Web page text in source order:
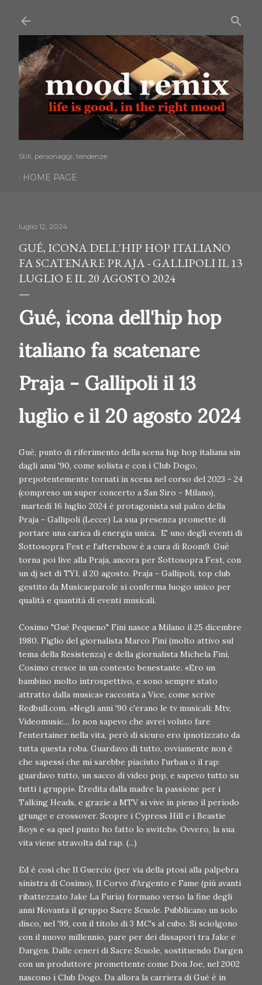
Stili, personaggi, tendenze
HOME PAGE
luglio 12, 2024
GUÉ, ICONA DELL'HIP HOP ITALIANO
FA SCATENARE PRAJA - GALLIPOLI IL 13
LUGLIO E IL 20 AGOSTO 2024
Gué, icona dell'hip hop
italiano fa scatenare
Praja - Gallipoli il 13
luglio e il 20 agosto 2024
Guè, punto di riferimento della scena hip hop italiana sin
dagli anni '90, come solista e con i Club Dogo,
prepotentemente tornati in scena nel corso del 2023 - 24
(compreso un super concerto a San Siro - Milano),
martedì 16 luglio 2024 è protagonista sul palco della
Praja - Gallipoli (Lecce) La sua presenza promette di
portare una carica di energia unica. E' uno degli eventi di
Sottosopra Fest e l'aftershow è a cura di Room9. Guè
torna poi live alla Praja, ancora per Sottosopra Fest, con
un dj set di TY1, il 20 agosto. Praja - Gallipoli, top club
gestito da Musicaeparole si conferma luogo unico per
qualità e quantità di eventi musicali.
Cosimo "Guè Pequeno" Fini nasce a Milano il 25 dicembre
1980. Figlio del giornalista Marco Fini (molto attivo sul
tema della Resistenza) e della giornalista Michela Fini,
Cosimo cresce in un contesto benestante. «Ero un
bambino molto introspettivo, e sono sempre stato
attratto dalla musica» racconta a Vice, come scrive
Redbull.com. «Negli anni '90 c'erano le tv musicali: Mtv,
Videomusic… Io non sapevo che avrei voluto fare
l'entertainer nella vita, però di sicuro ero ipnotizzato da
tutta questa roba. Guardavo di tutto, ovviamente non è
che sapessi che mi sarebbe piaciuto l'urban o il rap:
guardavo tutto, un sacco di video pop, e sapevo tutto su
tutti i gruppi». Eredita dalla madre la passione per i
Talking Heads, e grazie a MTV si vive in pieno il periodo
grunge e crossover. Scopre i Cypress Hill e i Beastie
Boys e «a quel punto ho fatto lo switch». Ovvero, la sua
vita viene stravolta dal rap. (...)
Ed è così che Il Guercio (per via della ptosi alla palpebra
sinistra di Cosimo), Il Corvo d'Argento e Fame (più avanti
ribattezzato Jake La Furia) formano verso la fine degli
anni Novanta il gruppo Sacre Scuole. Pubblicano un solo
disco, nel '99, con il titolo di 3 MC's al cubo. Si sciolgono
con il nuovo millennio, pare per dei dissapori tra Jake e
Dargen. Dalle ceneri di Sacre Scuole, sostituendo Dargen
con un produttore promettente come Don Joe, nel 2002
nascono i Club Dogo. Da allora la carriera di Guè è in